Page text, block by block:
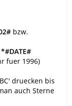
bzw.
*#DATE#
fuer 1996)
druecken bis
auch Sterne